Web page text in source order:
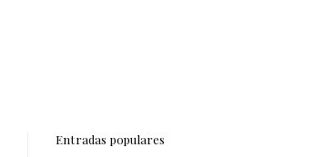
Entradas populares